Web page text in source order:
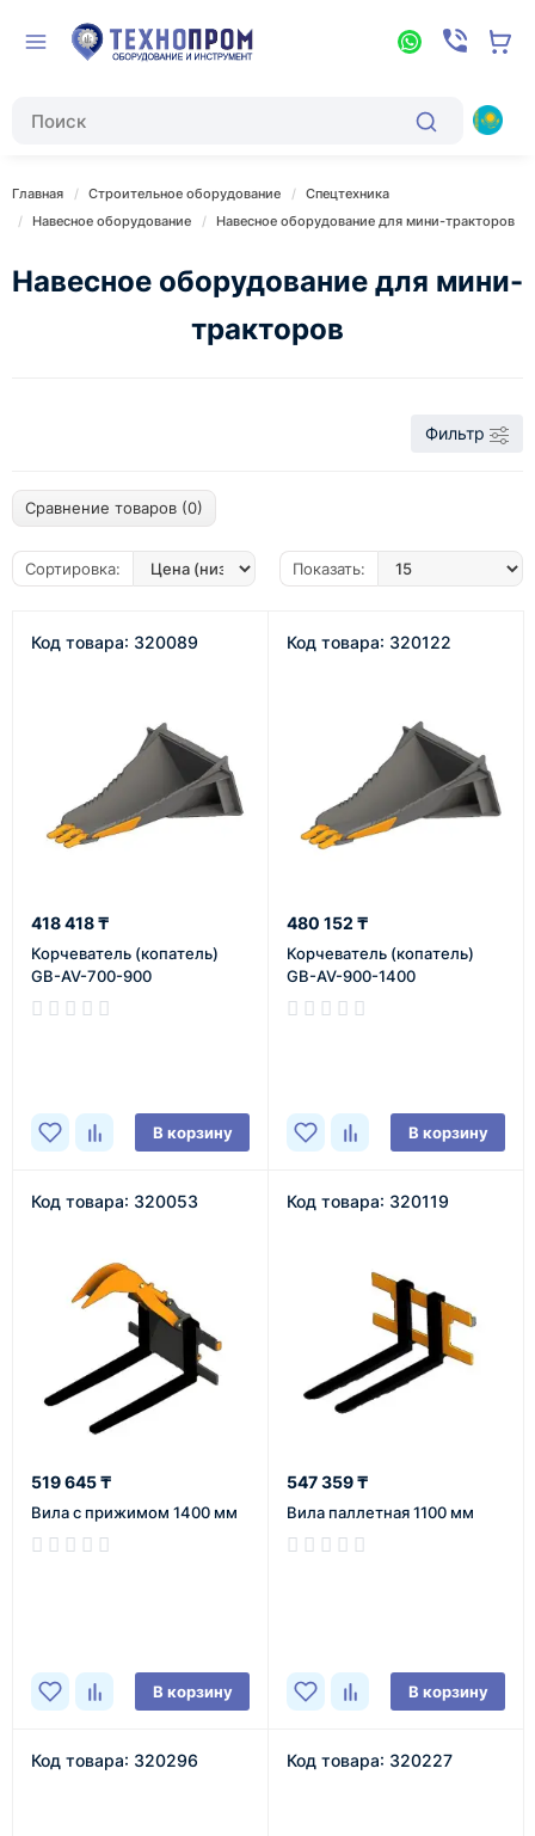
Главная Строительное оборудование
Спецтехника
Навесное оборудование
Навесное оборудование для мини-тракторов
Навесное оборудование для мини-
тракторов
Фильтр
Сравнение товаров (0)
Сортировка: Показать:
Код товара: 320089
418 418 ₸
Корчеватель (копатель)
GB-AV-700-900
В корзину
Код товара: 320122
480 152 ₸
Корчеватель (копатель)
GB-AV-900-1400
В корзину
Код товара: 320053
519 645 ₸
Вила с прижимом 1400 мм
В корзину
Код товара: 320119
547 359 ₸
Вила паллетная 1100 мм
В корзину
Код товара: 320296 Код товара: 320227